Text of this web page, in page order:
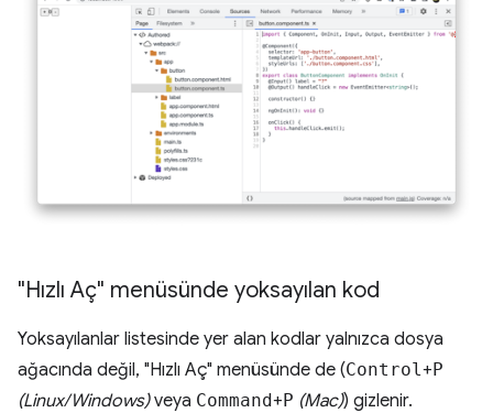
"Hızlı Aç" menüsünde yoksayılan kod
Yoksayılanlar listesinde yer alan kodlar yalnızca dosya
ağacında değil, "Hızlı Aç" menüsünde de (Control +P
(Linux/Windows)veya Command+P (Mac)) gizlenir.